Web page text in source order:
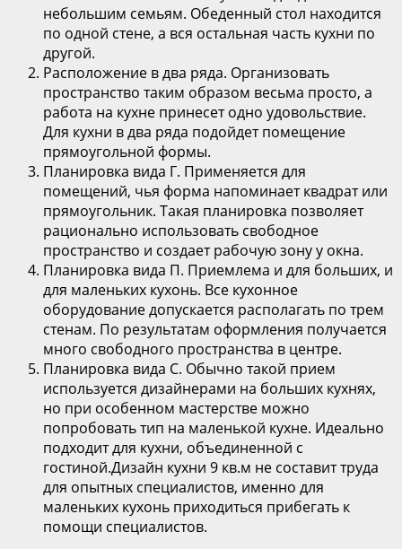
небольшим семьям. Обеденный стол находится
по одной стене, а вся остальная часть кухни по
другой.
Расположение в два ряда. Организовать
пространство таким образом весьма просто, а
работа на кухне принесет одно удовольствие.
Для кухни в два ряда подойдет помещение
прямоугольной формы.
Планировка вида Г. Применяется для
помещений, чья форма напоминает квадрат или
прямоугольник. Такая планировка позволяет
рационально использовать свободное
пространство и создает рабочую зону у окна.
Планировка вида П. Приемлема и для больших, и
для маленьких кухонь. Все кухонное
оборудование допускается располагать по трем
стенам. По результатам оформления получается
много свободного пространства в центре.
Планировка вида С. Обычно такой прием
используется дизайнерами на больших кухнях,
но при особенном мастерстве можно
попробовать тип на маленькой кухне. Идеально
подходит для кухни, объединенной с
гостиной.Дизайн кухни 9 кв.м не составит труда
для опытных специалистов, именно для
маленьких кухонь приходиться прибегать к
помощи специалистов.